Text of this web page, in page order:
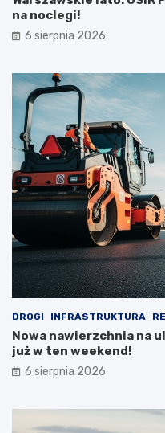
na noclegi!
6 sierpnia 2026
DROGI INFRASTRUKTURA
Nowa nawierzchnia na
już w ten weekend!
6 sierpnia 2026